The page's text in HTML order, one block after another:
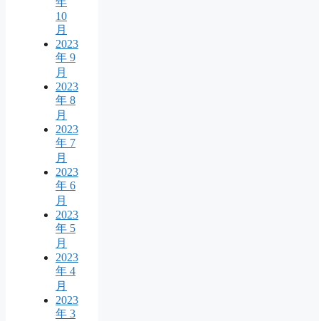
10
月
2023
年 9
月
2023
年 8
月
2023
年 7
月
2023
年 6
月
2023
年 5
月
2023
年 4
月
2023
年 3